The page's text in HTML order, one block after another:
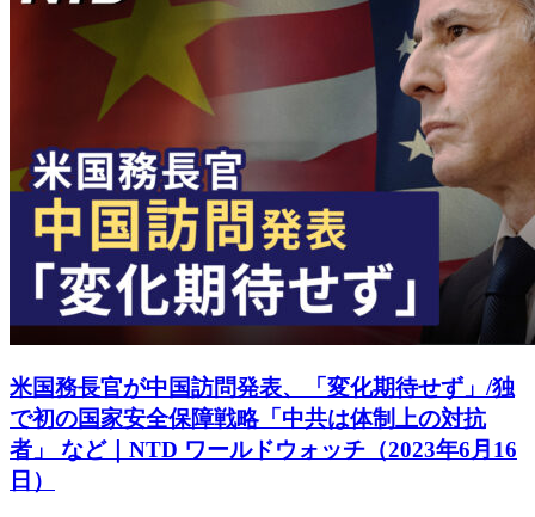
米国務長官が中国訪問発表、「変化期待せず」/独
で初の国家安全保障戦略「中共は体制上の対抗
者」 など｜NTD ワールドウォッチ（2023年6月16
日）